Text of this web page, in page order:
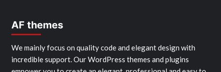
AF themes
We mainly focus on quality code and elegant design with
incredible support. Our WordPress themes and plugins